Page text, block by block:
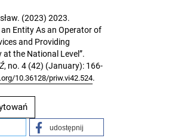
(2023) 2023.
an Entity As an Operator of
and Providing
at the National Level”.
, no. 4 (42) (January): 166-
10.36128/priw.vi42.524.
udostępnij